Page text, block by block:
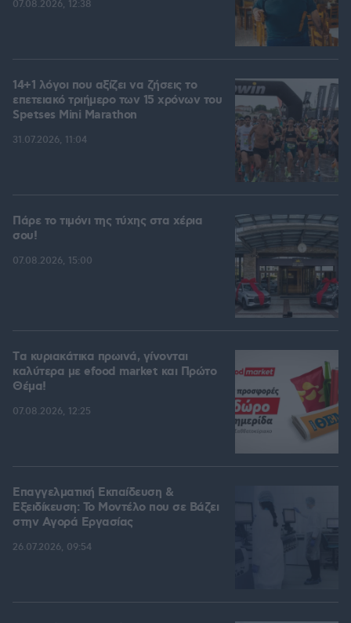
07.08.2026, 12:38
14+1 λόγοι που αξίζει να ζήσεις το
επετειακό τριήμερο των 15 χρόνων του
Spetses Mini Marathon
31.07.2026, 11:04
Πάρε το τιμόνι της τύχης στα χέρια
σου!
07.08.2026, 15:00
Tα κυριακάτικα πρωινά, γίνονται
καλύτερα με efood market και Πρώτο
Θέμα!
07.08.2026, 12:25
Επαγγελματική Εκπαίδευση &
Εξειδίκευση: Το Mοντέλο που σε Bάζει
στην Aγορά Eργασίας
26.07.2026, 09:54